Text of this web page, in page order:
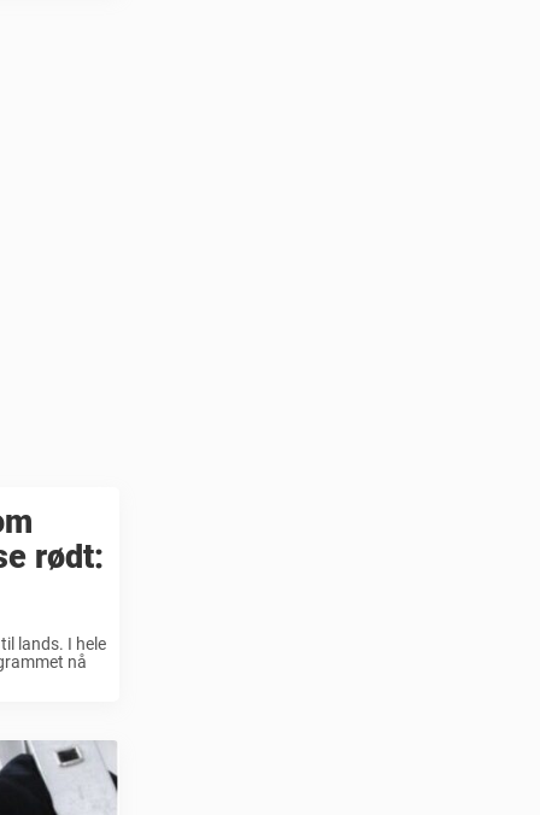
rødt:
lands. I hele
nå